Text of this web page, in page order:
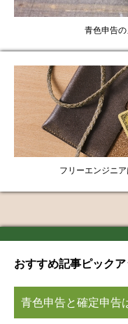
青色申告
フリーエンジニ
おすすめ記事ピック
青色申告と確定申告